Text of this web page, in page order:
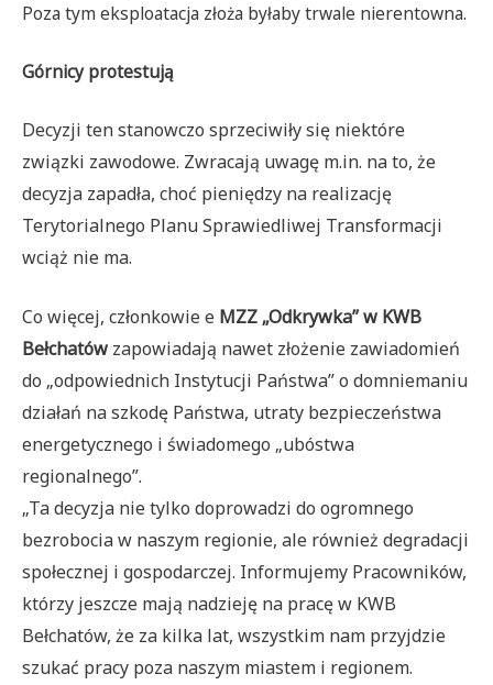
Poza tym eksploatacja złoża byłaby trwale nierentowna.
Górnicy protestują
Decyzji ten stanowczo sprzeciwiły się niektóre
związki zawodowe. Zwracają uwagę m.in. na to, że
decyzja zapadła, choć pieniędzy na realizację
Terytorialnego Planu Sprawiedliwej Transformacji
wciąż nie ma.
Co więcej, członkowie e MZZ „Odkrywka” w KWB
Bełchatów zapowiadają nawet złożenie zawiadomień
do „odpowiednich Instytucji Państwa” o domniemaniu
działań na szkodę Państwa, utraty bezpieczeństwa
energetycznego i świadomego „ubóstwa
regionalnego”.
„Ta decyzja nie tylko doprowadzi do ogromnego
bezrobocia w naszym regionie, ale również degradacji
społecznej i gospodarczej. Informujemy Pracowników,
którzy jeszcze mają nadzieję na pracę w KWB
Bełchatów, że za kilka lat, wszystkim nam przyjdzie
szukać pracy poza naszym miastem i regionem.